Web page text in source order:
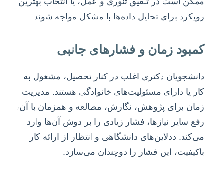
رویکرد برای تحلیل داده‌ها با مشکل مواجه شوند.
کمبود زمان و فشارهای جانبی
دانشجویان دکتری اغلب در کنار تحصیل، مشغول به
کار یا دارای مسئولیت‌های خانوادگی هستند. مدیریت
زمان برای پژوهش، نگارش، مطالعه و همزمان با آن،
رفع سایر نیازها، فشار زیادی را بر دوش آن‌ها وارد
می‌کند. ددلاین‌های دانشگاهی و انتظار از ارائه کار
باکیفیت، این فشار را دوچندان می‌سازد.